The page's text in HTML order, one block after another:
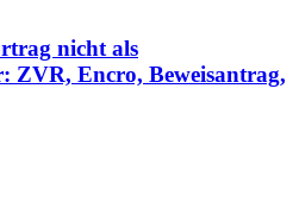
nicht als
ZVR, Encro, Beweisantrag,